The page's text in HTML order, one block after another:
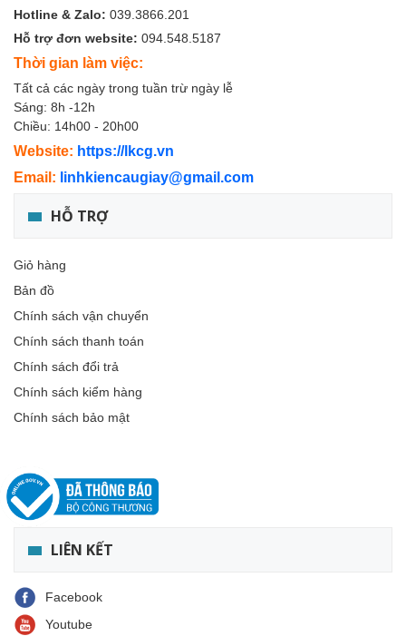
Hotline & Zalo: 039.3866.201
Hỗ trợ đơn website: 094.548.5187
Thời gian làm việc:
Tất cả các ngày trong tuần trừ ngày lễ
Sáng: 8h -12h
Chiều: 14h00 - 20h00
Website: https://lkcg.vn
Email: linhkiencaugiay@gmail.com
HỖ TRỢ
Giỏ hàng
Bản đồ
Chính sách vận chuyển
Chính sách thanh toán
Chính sách đổi trả
Chính sách kiểm hàng
Chính sách bảo mật
LIÊN KẾT
Facebook
Youtube